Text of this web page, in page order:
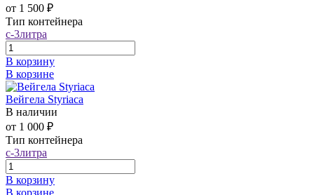
от 1 500 ₽
Тип контейнера
c-3литра
В корзину
В корзине
Вейгела Styriaca
В наличии
от 1 000 ₽
Тип контейнера
c-3литра
В корзину
В корзине